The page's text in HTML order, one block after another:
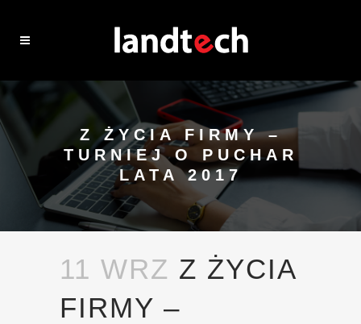
Z ŻYCIA FIRMY –
TURNIEJ O PUCHAR
LATA 2017
11 WRZ Z ŻYCIA
FIRMY –